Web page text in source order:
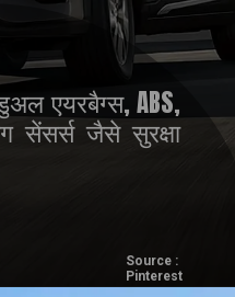
एयरबैग्स, ABS,
सेंसर्स जैसे सुरक्षा
Source :
Pinterest